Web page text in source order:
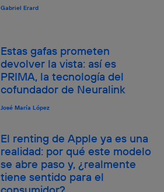
Gabriel Erard
Estas gafas prometen
devolver la vista: así es
PRIMA, la tecnología del
cofundador de Neuralink
José María López
El renting de Apple ya es una
realidad: por qué este modelo
se abre paso y, ¿realmente
tiene sentido para el